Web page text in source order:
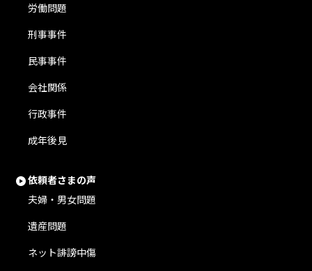
労働問題
刑事事件
民事事件
会社関係
行政事件
成年後見
依頼者さまの声
夫婦・男女問題
遺産問題
ネット誹謗中傷